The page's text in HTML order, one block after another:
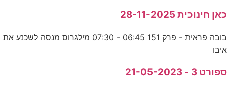
כאן חינוכית 28-11-2025
בובה פראית - פרק 151 06:45 - 07:30 מילגרוס מנסה לשכנע את
איבו
ספורט 3 - 21-05-2023